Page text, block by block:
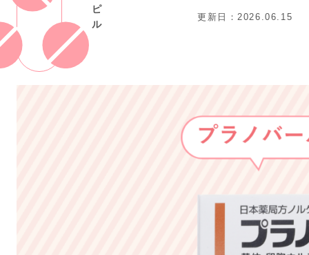
ピ
ル
更新日：2026.06.15